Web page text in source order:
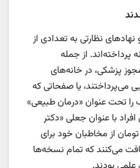
نظارتی به تعدادی از
پرداخته‌اند. از جمله
پزشکی، در خانه‌های
می‌پرداختند، یا صفحاتی که
را تحت عنوان «درمان طبیعی»
با عنوان جعلی «دکتر
۱۰۰ میلیون تومان از مخاطبان خود برای
می‌کنند که تمام نسخه‌ها